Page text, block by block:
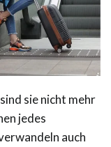
sie nicht mehr
jedes
auch